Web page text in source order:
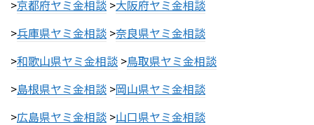
>京都府ヤミ金相談 >大阪府ヤミ金相談
>兵庫県ヤミ金相談 >奈良県ヤミ金相談
>和歌山県ヤミ金相談 >鳥取県ヤミ金相談
>島根県ヤミ金相談 >岡山県ヤミ金相談
>広島県ヤミ金相談 >山口県ヤミ金相談